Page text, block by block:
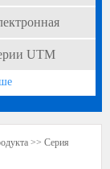
UTM
>> Серия